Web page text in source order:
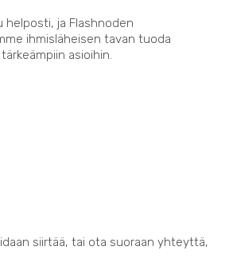
ja Flashnoden
ihmisläheisen tavan tuoda
asioihin.
siirtää, tai ota suoraan yhteyttä,